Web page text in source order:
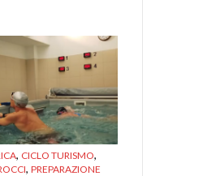
, CICLO TURISMO,
, PREPARAZIONE